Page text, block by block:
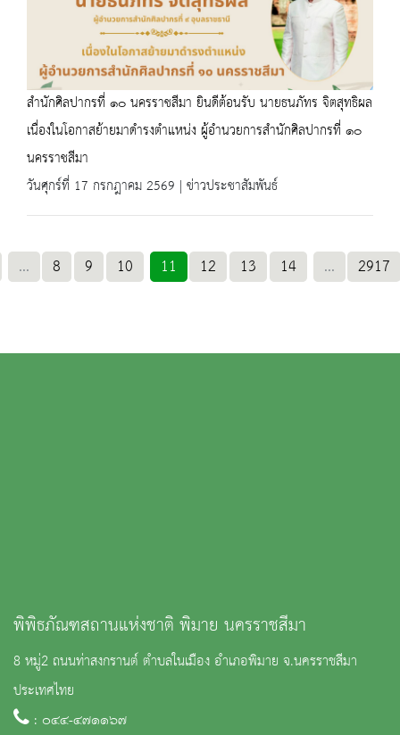
สำนักศิลปากรที่ ๑๐ นครราชสีมา ยินดีต้อนรับ นายธนภัทร จิตสุทธิผล
เนื่องในโอกาสย้ายมาดำรงตำแหน่ง ผู้อำนวยการสำนักศิลปากรที่ ๑๐
นครราชสีมา
วันศุกร์ที่ 17 กรกฎาคม 2569 | ข่าวประชาสัมพันธ์
... 8 9 10 11 12 13 14 ... 2917
พิพิธภัณฑสถานแห่งชาติ พิมาย นครราชสีมา
8 หมู่2 ถนนท่าสงกรานต์ ตำบลในเมือง อำเภอพิมาย จ.นครราชสีมา
ประเทศไทย
: ๐๔๔-๔๗๑๑๖๗